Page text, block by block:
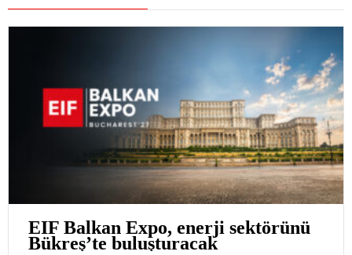
EIF Balkan Expo, enerji sektörünü
Bükreş’te buluşturacak